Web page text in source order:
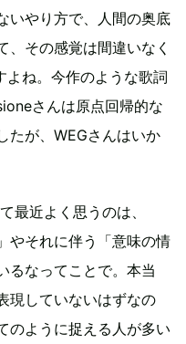
いやり方で、人間の奥底
、その感覚は間違いなく
よね。今作のような歌詞
さんは原点回帰的な
たが、WEGさんはいか
最近よく思うのは、
やそれに伴う「意味の情
るなってことで。本当
現していないはずなの
のように捉える人が多い